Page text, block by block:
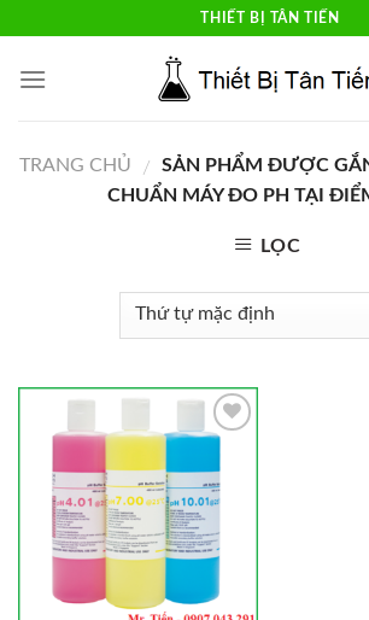
content
THIẾT BỊ TÂN TIẾN
TRANG CHỦ /
SẢN PHẨM ĐƯỢC
CHUẨN MÁY ĐO PH TẠI
LỌC